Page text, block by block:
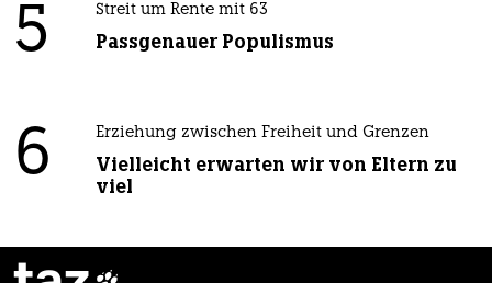
5 Streit um Rente mit 63
Passgenauer Populismus
6 Erziehung zwischen Freiheit und Grenzen
Vielleicht erwarten wir von Eltern zu
viel